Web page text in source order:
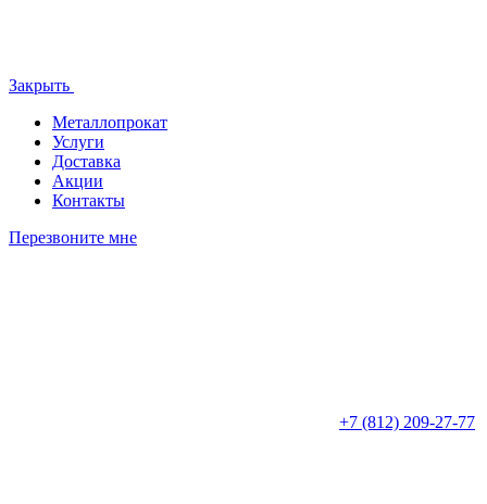
Закрыть
Металлопрокат
Услуги
Доставка
Акции
Контакты
Перезвоните мне
+7 (812) 209-27-77